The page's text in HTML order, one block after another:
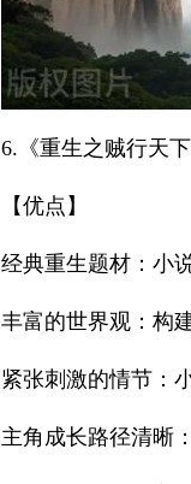
6.《重生之贼行天
【优点】
经典重生题材：小
丰富的世界观：构
紧张刺激的情节：
主角成长路径清晰